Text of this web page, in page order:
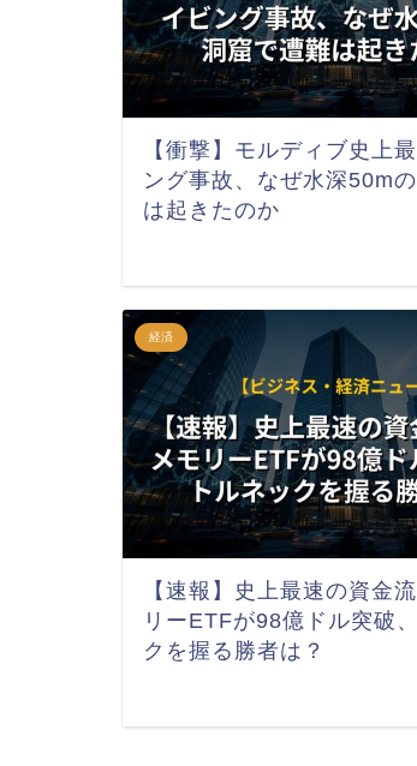
【衝撃】モルディブ史上
ング事故、なぜ水深50m
は起きたのか
経済
【速報】史上最速の資金
リーETFが98億ドル突破
クを握る勝者は？